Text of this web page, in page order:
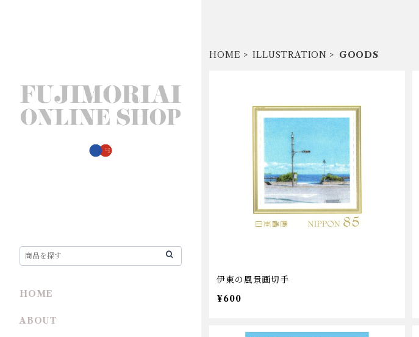
HOME ILLUSTRATION GOODS
伊東の風景画切手
¥600
HOME
ABOUT